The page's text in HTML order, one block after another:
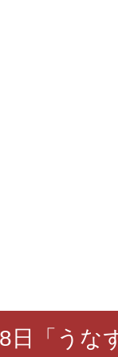
日「うな